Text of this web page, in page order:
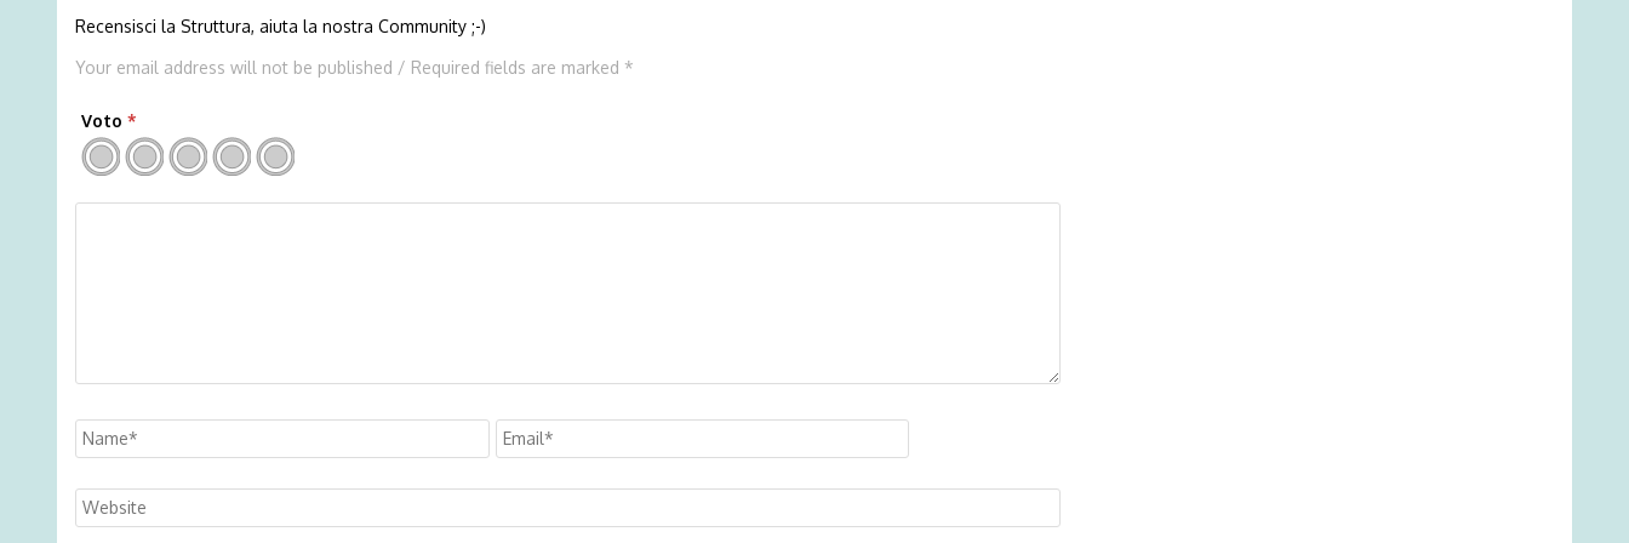
Recensisci la Struttura, aiuta la nostra Community ;-)
Your email address will not be published / Required fields are marked *
Voto *